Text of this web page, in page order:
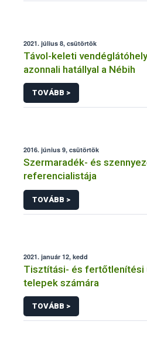
2021. július 8, csütörtök
Távol-keleti
azonnali hatállyal a Nébih
TOVÁBB >
2016. június 9, csütörtök
Szermaradék- és
referencialistája
TOVÁBB >
2021. január 12, kedd
Tisztítási- és fertőtlenítési
telepek számára
TOVÁBB >